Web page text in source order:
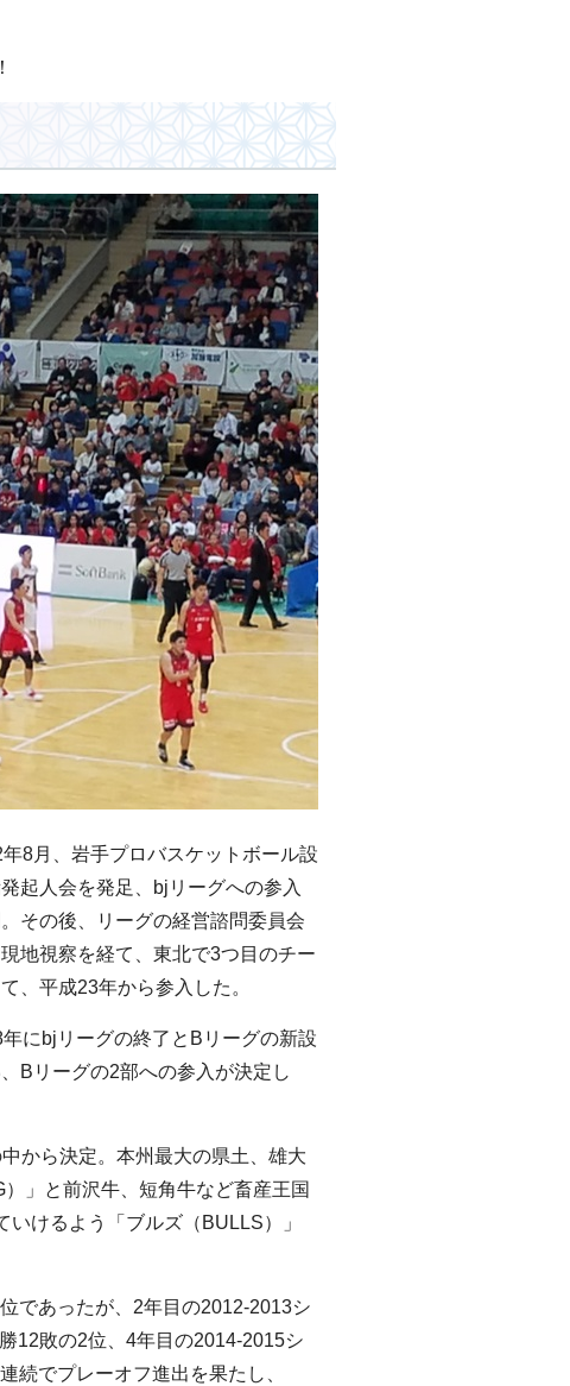
8月、岩手プロバスケットボール設
起人会を発足、bjリーグへの参入
その後、リーグの経営諮問委員会
地視察を経て、東北で3つ目のチー
、平成23年から参入した。
にbjリーグの終了とBリーグの新設
Bリーグの2部への参入が決定し
から決定。本州最大の県土、雄大
」と前沢牛、短角牛など畜産王国
けるよう「ブルズ（BULLS）」
であったが、2年目の2012-2013シ
12敗の2位、4年目の2014-2015シ
続でプレーオフ進出を果たし、